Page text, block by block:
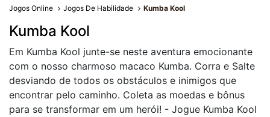
Jogos Online Jogos De Habilidade Kumba Kool
Kumba Kool
Em Kumba Kool junte-se neste aventura emocionante
com o nosso charmoso macaco Kumba. Corra e Salte
desviando de todos os obstáculos e inimigos que
encontrar pelo caminho. Coleta as moedas e bônus
para se transformar em um herói! - Jogue Kumba Kool